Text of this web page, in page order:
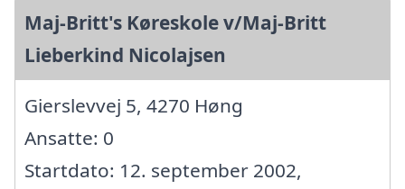
Maj-Britt's Køreskole v/Maj-Britt
Lieberkind Nicolajsen
Gierslevvej 5, 4270 Høng
Ansatte: 0
Startdato: 12. september 2002,